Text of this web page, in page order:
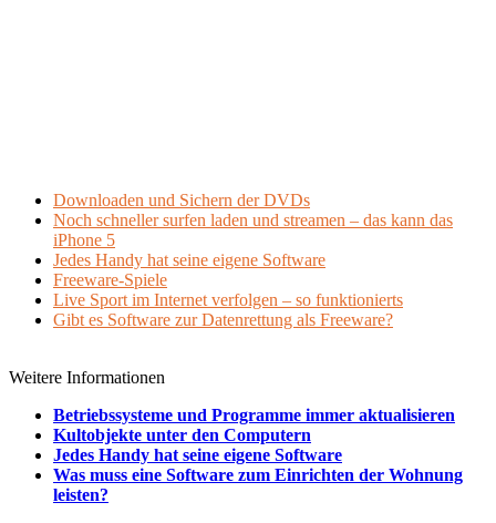
Downloaden und Sichern der DVDs
Noch schneller surfen laden und streamen – das kann das
iPhone 5
Jedes Handy hat seine eigene Software
Freeware-Spiele
Live Sport im Internet verfolgen – so funktionierts
Gibt es Software zur Datenrettung als Freeware?
Weitere Informationen
Betriebssysteme und Programme immer aktualisieren
Kultobjekte unter den Computern
Jedes Handy hat seine eigene Software
Was muss eine Software zum Einrichten der Wohnung
leisten?